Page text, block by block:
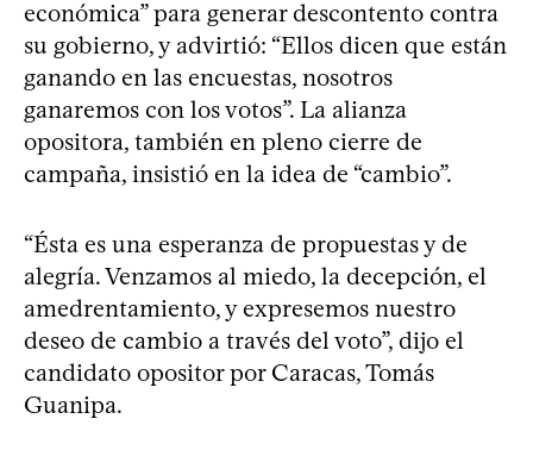
económica” para generar descontento contra
su gobierno, y advirtió: “Ellos dicen que están
ganando en las encuestas, nosotros
ganaremos con los votos”. La alianza
opositora, también en pleno cierre de
campaña, insistió en la idea de “cambio”.
“Ésta es una esperanza de propuestas y de
alegría. Venzamos al miedo, la decepción, el
amedrentamiento, y expresemos nuestro
deseo de cambio a través del voto”, dijo el
candidato opositor por Caracas, Tomás
Guanipa.